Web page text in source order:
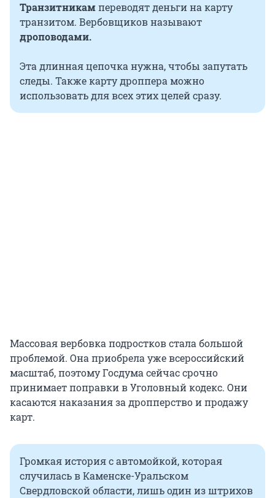
Транзитникампереводят деньги на карту
транзитом. Вербовщиков называют
дроповодами.
Эта длинная цепочка нужна, чтобы запутать
следы. Также карту дроппера можно
использовать для всех этих целей сразу.
Массовая вербовка подростков стала большой
проблемой. Она приобрела уже всероссийский
масштаб, поэтому Госдума сейчас срочно
принимает поправки в Уголовный кодекс. Они
касаются наказания за дропперство и продажу
карт.
Громкая история с автомойкой, которая
случилась в Каменске-Уральском
Свердловской области, лишь один из штрихов